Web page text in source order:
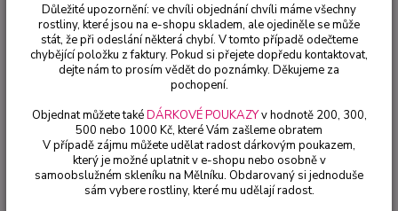
Trvalky
Zvonek (Campanula Rotund) - cena za kus v 3-kusovém
balení
Zvonek (Campanula Rotund) -
cena za kus v 3-kusovém balení
Důležité upozornění: ve chvíli objednání chvíli máme všechny
rostliny, které jsou na e-shopu skladem, ale ojediněle se může
stát, že při odeslání některá chybí. V tomto případě odečteme
chybějící položku z faktury. Pokud si přejete dopředu kontaktovat,
dejte nám to prosím vědět do poznámky. Děkujeme za
pochopení.
Objednat můžete takéDÁRKOVÉ POUKAZYv hodnotě 200, 300,
500 nebo 1000 Kč, které Vám zašleme obratem
V případě zájmu můžete udělat radost dárkovým poukazem,
který je možné uplatnit v e-shopu nebo osobně v
samoobslužném skleníku na Mělníku. Obdarovaný si jednoduše
sám vybere rostliny, které mu udělají radost.